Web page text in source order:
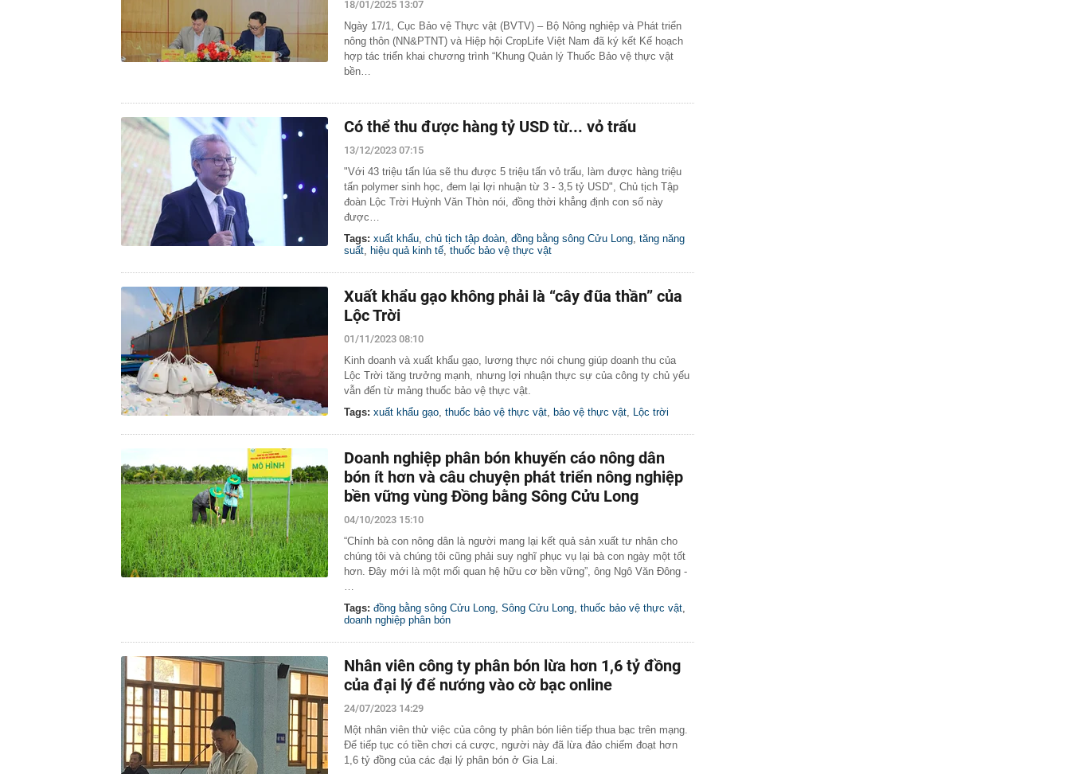
18/01/2025 13:07
Ngày 17/1, Cục Bảo vệ Thực vật (BVTV) – Bộ Nông nghiệp và Phát triển
nông thôn (NN&PTNT) và Hiệp hội CropLife Việt Nam đã ký kết Kế hoạch
hợp tác triển khai chương trình “Khung Quản lý Thuốc Bảo vệ thực vật
bền…
Có thể thu được hàng tỷ USD từ... vỏ trấu
13/12/2023 07:15
"Với 43 triệu tấn lúa sẽ thu được 5 triệu tấn vỏ trấu, làm được hàng triệu
tấn polymer sinh học, đem lại lợi nhuận từ 3 - 3,5 tỷ USD", Chủ tịch Tập
đoàn Lộc Trời Huỳnh Văn Thòn nói, đồng thời khẳng định con số này
được…
Tags: xuất khẩu chủ tịch tập đoàn đồng bằng sông Cửu Long tăng năng
suất hiệu quả kinh tế thuốc bảo vệ thực vật
Xuất khẩu gạo không phải là “cây đũa thần” của
Lộc Trời
01/11/2023 08:10
Kinh doanh và xuất khẩu gạo, lương thực nói chung giúp doanh thu của
Lộc Trời tăng trưởng mạnh, nhưng lợi nhuận thực sự của công ty chủ yếu
vẫn đến từ mảng thuốc bảo vệ thực vật.
Tags: xuất khẩu gạo thuốc bảo vệ thực vật bảo vệ thực vật Lộc trời
Doanh nghiệp phân bón khuyến cáo nông dân
bón ít hơn và câu chuyện phát triển nông nghiệp
bền vững vùng Đồng bằng Sông Cửu Long
04/10/2023 15:10
“Chính bà con nông dân là người mang lại kết quả sản xuất tư nhân cho
chúng tôi và chúng tôi cũng phải suy nghĩ phục vụ lại bà con ngày một tốt
hơn. Đây mới là một mối quan hệ hữu cơ bền vững”, ông Ngô Văn Đông -
Tags: đồng bằng sông Cửu Long Sông Cửu Long thuốc bảo vệ thực vật
doanh nghiệp phân bón
Nhân viên công ty phân bón lừa hơn 1,6 tỷ đồng
của đại lý để nướng vào cờ bạc online
24/07/2023 14:29
Một nhân viên thử việc của công ty phân bón liên tiếp thua bạc trên mạng.
Để tiếp tục có tiền chơi cá cược, người này đã lừa đảo chiếm đoạt hơn
1,6 tỷ đồng của các đại lý phân bón ở Gia Lai.